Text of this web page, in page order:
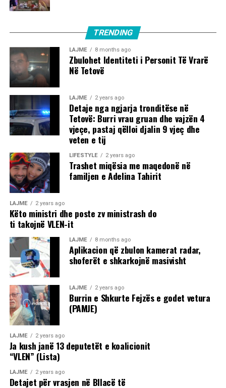
TRENDING
LAJME 8 months ago
Zbulohet Identiteti i Personit Të Vrarë
Në Tetovë
LAJME 2 years ago
Detaje nga ngjarja tronditëse në
Tetovë: Burri vrau gruan dhe vajzën 4
vjeçe, pastaj qëlloi djalin 9 vjeç dhe
veten e tij
LIFESTYLE 2 years ago
Trashet miqësia me maqedonë në
familjen e Adelina Tahirit
LAJME 2 years ago
Këto ministri dhe poste zv ministrash do
ti takojnë VLEN-it
LAJME 8 months ago
Aplikacion që zbulon kamerat radar,
shoferët e shkarkojnë masivisht
LAJME 2 years ago
Burrin e Shkurte Fejzës e godet vetura
(PAMJE)
LAJME 2 years ago
Ja kush janë 13 deputetët e koalicionit
“VLEN” (Lista)
LAJME 2 years ago
Detajet për vrasjen në Bllacë të